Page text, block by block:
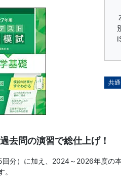
共
去問の演習で総仕上げ！
回分）に加え、2024～2026年度の